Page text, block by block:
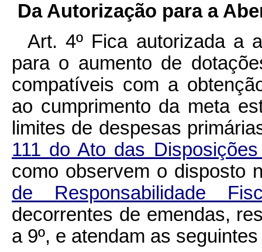
Da Autorização para a
Art. 4º Fica autorizada a
para o aumento de
compatíveis com a
ao cumprimento da meta
limites de despesas
111 do Ato das
como observem o disposto
de Responsabilidade
decorrentes de emendas,
a 9º, e atendam as